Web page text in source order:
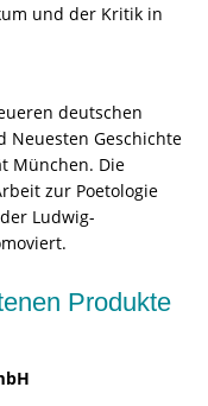
und der Kritik in
deutschen
Neuesten Geschichte
München. Die
zur Poetologie
Ludwig-
Produkte